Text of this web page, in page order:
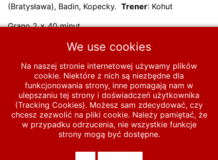
(Bratysława), Badin, Kopecky. Trener: Kohut
Grano 2 x 40 minut
Poprzednia strona: 1965-10-24 Reprezentacja Pomorza U-19 –
Start MECZE U-19 1947-1970
1961-1965
1965
1965-10-10 Polska U-19 – Czechosłowacja U-19 0-0
© 2026 polska-pilka.pl|Tanie strony internetowe
We use cookies
Na naszej stronie internetowej używamy plików
cookie. Niektóre z nich są niezbędne dla
funkcjonowania strony, inne pomagają nam w
ulepszaniu tej strony i doświadczeń użytkownika
(Tracking Cookies). Możesz sam zdecydować, czy
chcesz zezwolić na pliki cookie. Należy pamiętać, że
w przypadku odrzucenia, nie wszystkie funkcje
strony mogą być dostępne.